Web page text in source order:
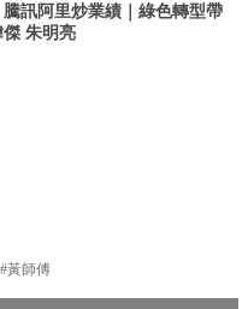
訊阿里炒業績｜綠色轉型帶
朱明亮
黃師傅